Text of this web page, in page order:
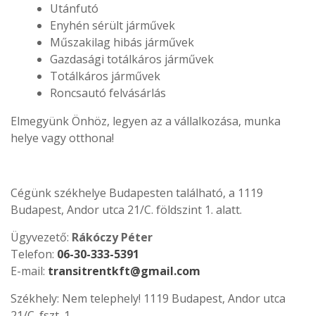
Utánfutó
Enyhén sérült járművek
Műszakilag hibás járművek
Gazdasági totálkáros járművek
Totálkáros járművek
Roncsautó felvásárlás
Elmegyünk Önhöz, legyen az a vállalkozása, munka
helye vagy otthona!
Cégünk székhelye Budapesten található, a 1119
Budapest, Andor utca 21/C. földszint 1. alatt.
Ügyvezető: Rákóczy Péter
Telefon: 06-30-333-5391
E-mail: transitrentkft@gmail.com
Székhely: Nem telephely! 1119 Budapest, Andor utca